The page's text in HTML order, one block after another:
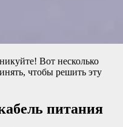
Вот несколько
чтобы решить эту
питания